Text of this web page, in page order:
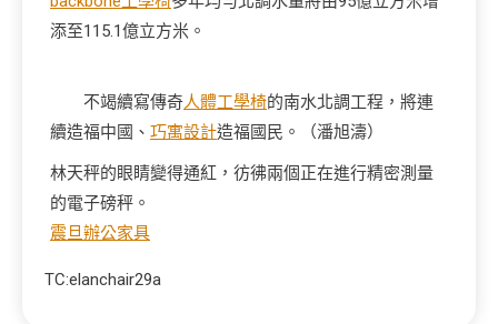
添至115.1億立方米。
不竭續寫傳奇人體工學椅的南水北調工程，將連
續造福中國、 巧寓設計造福國民。（潘旭濤）
林天秤的眼睛變得通紅，彷彿兩個正在進行精密測量
的電子磅秤。
震旦辦公家具
TC:elanchair29a